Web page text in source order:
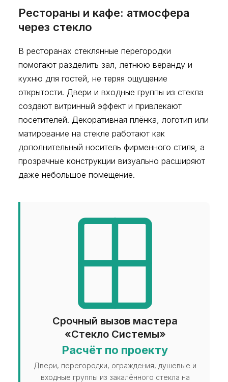
Рестораны и кафе: атмосфера
через стекло
В ресторанах стеклянные перегородки
помогают разделить зал, летнюю веранду и
кухню для гостей, не теряя ощущение
открытости. Двери и входные группы из стекла
создают витринный эффект и привлекают
посетителей. Декоративная плёнка, логотип или
матирование на стекле работают как
дополнительный носитель фирменного стиля, а
прозрачные конструкции визуально расширяют
даже небольшое помещение.
Срочный вызов мастера
«Стекло Системы»
Расчёт по проекту
Двери, перегородки, ограждения, душевые и
входные группы из закалённого стекла на